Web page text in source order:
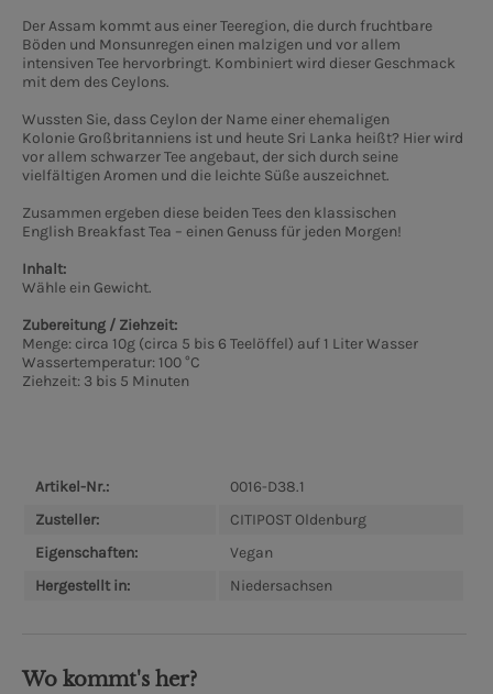
Der Assam kommt aus einer Teeregion, die durch fruchtbare
Böden und Monsunregen einen malzigen und vor allem
intensiven Tee hervorbringt. Kombiniert wird dieser Geschmack
mit dem des Ceylons.
Wussten Sie, dass Ceylon der Name einer ehemaligen
Kolonie Großbritanniens ist und heute Sri Lanka heißt? Hier wird
vor allem schwarzer Tee angebaut, der sich durch seine
vielfältigen Aromen und die leichte Süße auszeichnet.
Zusammen ergeben diese beiden Tees den klassischen
English Breakfast Tea – einen Genuss für jeden Morgen!
Inhalt:
Wähle ein Gewicht.
Zubereitung / Ziehzeit:
Menge: circa 10g (circa 5 bis 6 Teelöffel) auf 1 Liter Wasser
Wassertemperatur: 100 °C
Ziehzeit: 3 bis 5 Minuten
Artikel-Nr.:
0016-D38.1
Zusteller:
CITIPOST Oldenburg
Eigenschaften:
Vegan
Hergestellt in:
Niedersachsen
Wo kommt's her?